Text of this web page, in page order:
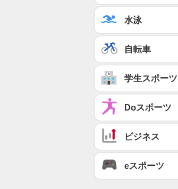
水泳
自転車
学生スポーツ
Doスポーツ
ビジネス
eスポーツ